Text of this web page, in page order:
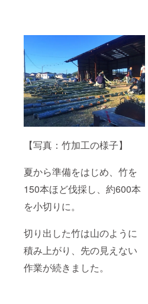
【写真：竹加工の様子】
夏から準備をはじめ、竹を
150本ほど伐採し、約600本
を小切りに。
切り出した竹は山のように
積み上がり、先の見えない
作業が続きました。